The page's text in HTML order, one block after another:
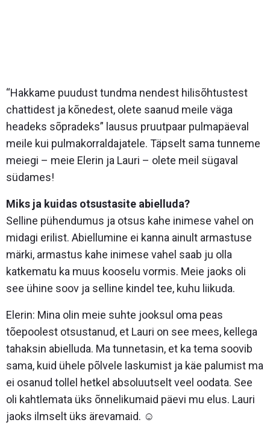
“Hakkame puudust tundma nendest hilisõhtustest
chattidest ja kõnedest, olete saanud meile väga
headeks sõpradeks” lausus pruutpaar pulmapäeval
meile kui pulmakorraldajatele. Täpselt sama tunneme
meiegi – meie Elerin ja Lauri – olete meil sügaval
südames!
Miks ja kuidas otsustasite abielluda?
Selline pühendumus ja otsus kahe inimese vahel on
midagi erilist. Abiellumine ei kanna ainult armastuse
märki, armastus kahe inimese vahel saab ju olla
katkematu ka muus kooselu vormis. Meie jaoks oli
see ühine soov ja selline kindel tee, kuhu liikuda.
Elerin: Mina olin meie suhte jooksul oma peas
tõepoolest otsustanud, et Lauri on see mees, kellega
tahaksin abielluda. Ma tunnetasin, et ka tema soovib
sama, kuid ühele põlvele laskumist ja käe palumist ma
ei osanud tollel hetkel absoluutselt veel oodata. See
oli kahtlemata üks õnnelikumaid päevi mu elus. Lauri
jaoks ilmselt üks ärevamaid. ☺